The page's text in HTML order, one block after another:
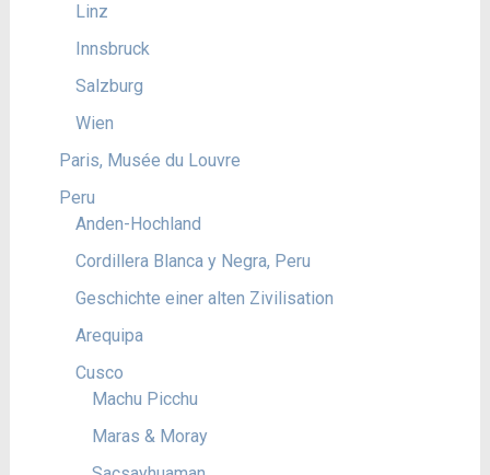
Linz
Innsbruck
Salzburg
Wien
Paris, Musée du Louvre
Peru
Anden-Hochland
Cordillera Blanca y Negra, Peru
Geschichte einer alten Zivilisation
Arequipa
Cusco
Machu Picchu
Maras & Moray